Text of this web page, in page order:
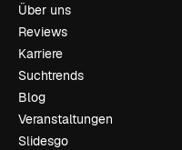
Über uns
Reviews
Karriere
Suchtrends
Blog
Veranstaltungen
Slidesgo